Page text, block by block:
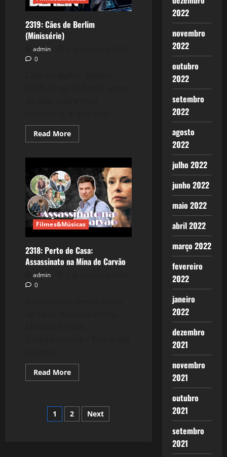
2319: Cães de Berlim
(Minissérie)
admin
0
Read MoreRead
more
de
Berlim
(Minissérie)
Filmes&Músicas
2318: Perto de Casa:
Assassinato na Mina de Carvão
admin
0
Read MoreRead
more
de
Casa:
Assassinato
Paginação
1 2 Next
2022
novembro
2022
outubro
2022
setembro
2022
agosto
2022
julho 2022
junho 2022
maio 2022
abril 2022
março 2022
fevereiro
2022
janeiro
2022
dezembro
2021
novembro
2021
outubro
2021
setembro
2021